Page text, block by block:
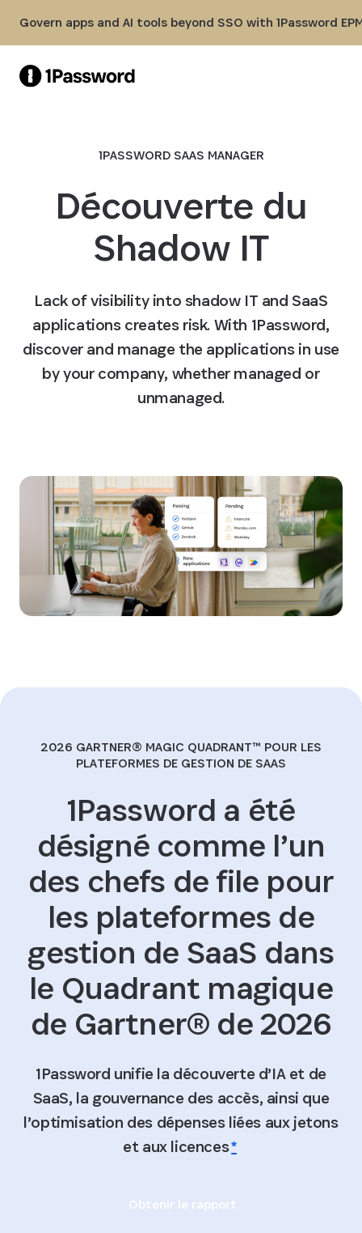
Govern apps and AI tools beyond SSO with 1Password
1PASSWORD SAAS MANAGER
Découverte du
Shadow IT
Lack of visibility into shadow IT and SaaS
applications creates risk. With 1Password,
discover and manage the applications in use
by your company, whether managed or
unmanaged.
2026 GARTNER® MAGIC QUADRANT™ POUR LES
PLATEFORMES DE GESTION DE SAAS
1Password a été
désigné comme l’un
des chefs de file pour
les plateformes de
gestion de SaaS dans
le Quadrant magique
de Gartner® de 2026
1Password unifie la découverte d’IA et de
SaaS, la gouvernance des accès, ainsi que
l’optimisation des dépenses liées aux jetons
et aux licences*
Obtenir le rapport